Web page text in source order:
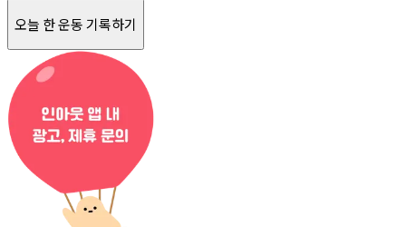
오늘 한 운동 기록하기